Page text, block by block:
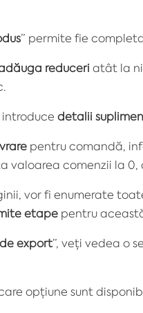
” permite fie
reduceri atât la
introduce detalii
pentru comandă,
valoarea comenzii la 0,
vor fi enumerate
etape pentru
export”, veți vedea o
opțiune sunt